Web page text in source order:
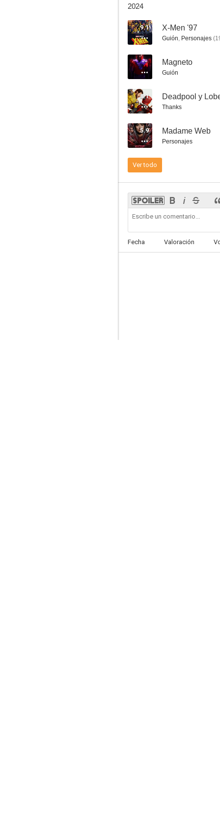
Bruja Escarlata y Visión
2024
9.1 X-Men '97
Guión, Personajes (
-- Magneto
Guión
8.1 Deadpool y
Thanks
5.9 Madame Web
Personajes
Ver todo
Fecha Valoración